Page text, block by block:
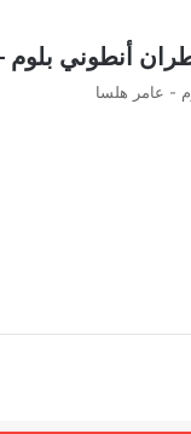
أنطوني بلوم
- عامر هلسا